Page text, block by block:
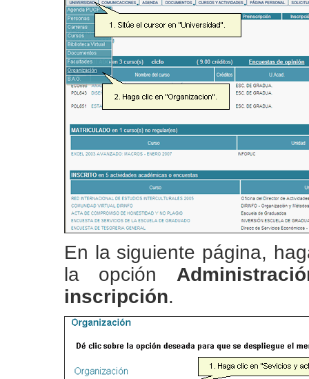
En la siguiente página,
la opción
inscripción.